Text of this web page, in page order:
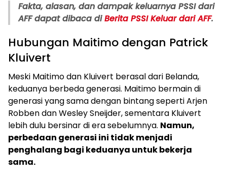
Fakta, alasan, dan dampak keluarnya PSSI dari
AFF dapat dibaca diBerita PSSI Keluar dari AFF.
Hubungan Maitimo dengan Patrick
Kluivert
Meski Maitimo dan Kluivert berasal dari Belanda,
keduanya berbeda generasi. Maitimo bermain di
generasi yang sama dengan bintang seperti Arjen
Robben dan Wesley Sneijder, sementara Kluivert
lebih dulu bersinar di era sebelumnya. Namun,
perbedaan generasi ini tidak menjadi
penghalang bagi keduanya untuk bekerja
sama.